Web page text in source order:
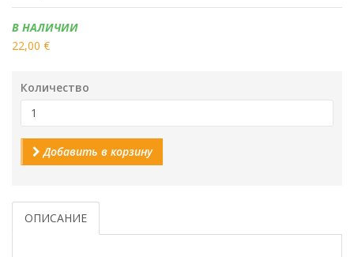
Наличие:
В НАЛИЧИИ
22,00 €
Количество
Добавить в корзину
ОПИСАНИЕ